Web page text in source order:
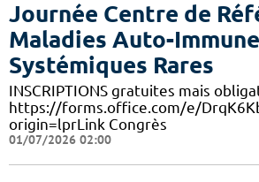
Journée Centre de
Maladies Auto-
Systémiques Rares
INSCRIPTIONS gratuites mais
https://forms.office.com/e/
origin=lprLink Congrès
01/07/2026 02:00